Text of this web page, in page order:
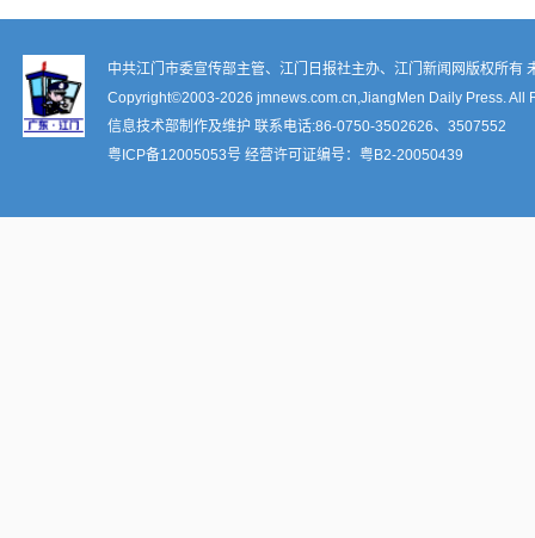
中共江门市委宣传部主管、江门日报社主办、江门新闻网版权所有
Copyright©2003-2026 jmnews.com.cn,JiangMen Daily Press. All
信息技术部制作及维护 联系电话:86-0750-3502626、3507552
粤ICP备12005053号 经营许可证编号： 粤B2-20050439